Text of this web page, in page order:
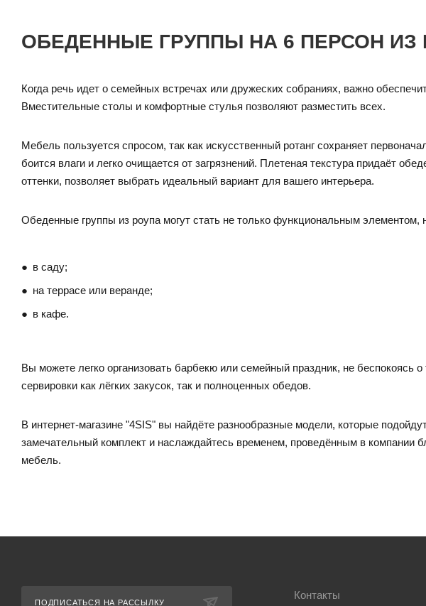
ОБЕДЕННЫЕ ГРУППЫ НА 6 ПЕРСОН
Когда речь идет о семейных встречах или дружеских собраниях, важно
Вместительные столы и комфортные стулья позволяют разместить всех.
Мебель пользуется спросом, так как искусственный ротанг сохраняет
боится влаги и легко очищается от загрязнений. Плетеная текстура придаёт
оттенки, позволяет выбрать идеальный вариант для вашего интерьера.
Обеденные группы из роупа могут стать не только функциональным
в саду;
на террасе или веранде;
в кафе.
Вы можете легко организовать барбекю или семейный праздник, не беспокоясь
сервировки как лёгких закусок, так и полноценных обедов.
В интернет-магазине "4SIS" вы найдёте разнообразные модели, которые
замечательный комплект и наслаждайтесь временем, проведённым в компании
мебель.
ПОДПИСАТЬСЯ НА РАССЫЛКУ
Контакты